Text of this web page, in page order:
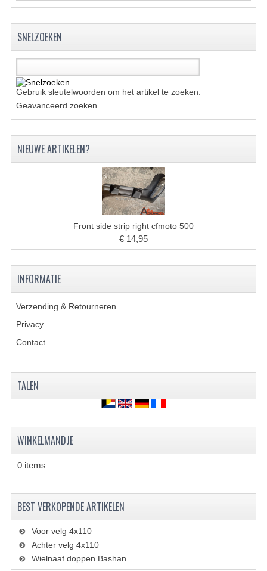
GEREEDSCHAP
BASHAN 300S-18
BASHAN 300S-A
ONDERHOUD PRODUCTEN BASHAN QUAD
ONDERHOUDS PRODUCTEN
SHINERAY 200STIIE-B
SHINERAY 250 STXE
ACCESSOIRES
ELECTRONICA
MOTOR ONDERDELEN
UITLAAT
SHINERAY 300 STE
SNELZOEKEN
Gebruik sleutelwoorden om het artikel te zoeken.
Geavanceerd zoeken
NIEUWE ARTIKELEN?
Front side strip right cfmoto 500
€ 14,95
INFORMATIE
Verzending & Retourneren
Privacy
Contact
TALEN
WINKELMANDJE
0 items
BEST VERKOPENDE ARTIKELEN
Voor velg 4x110
Achter velg 4x110
Wielnaaf doppen Bashan